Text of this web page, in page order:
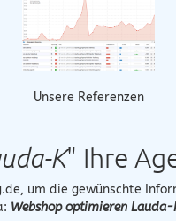
Unsere Referenzen
K" Ihre
, um die gewünschte
Webshop optimieren Lauda-